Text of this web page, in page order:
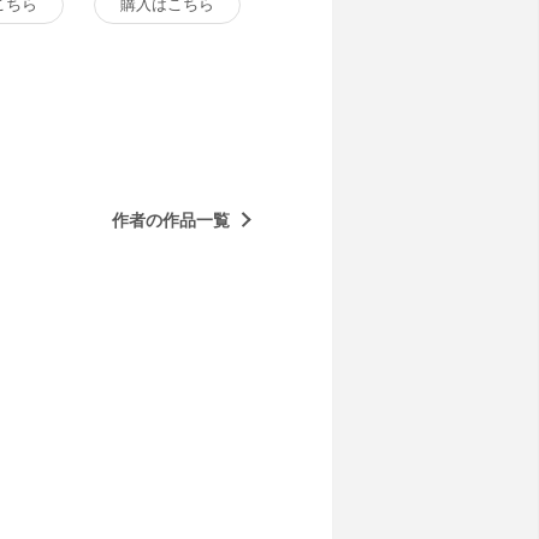
ちら
購入はこちら
作者の作品一覧